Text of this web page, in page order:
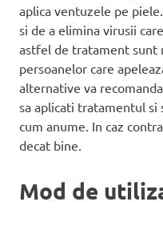
aplica ventuzele pe
si de a elimina virusii
astfel de tratament sunt
persoanelor care
alternative va
sa aplicati tratamentul
cum anume. In caz
decat bine.
Mod de